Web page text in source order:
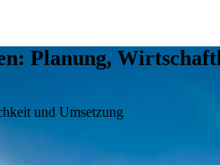
Planung,
und Umsetzung